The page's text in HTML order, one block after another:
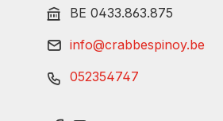
BE 0433.863.875
info@crabbespinoy.be
052354747